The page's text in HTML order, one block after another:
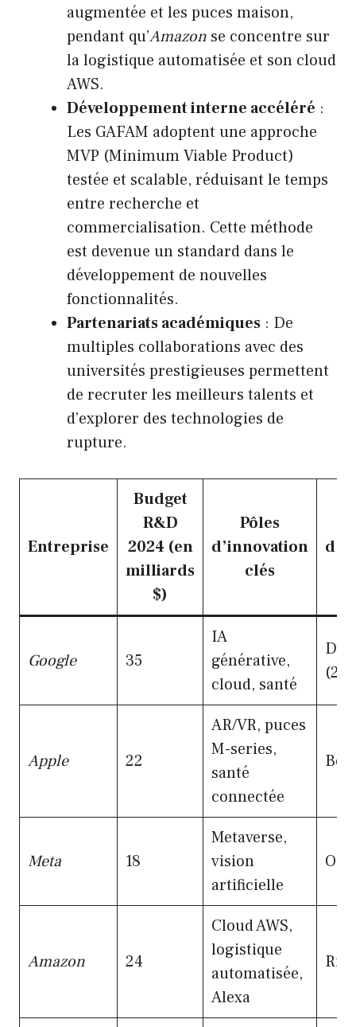
augmentée et les puces maison,
pendant qu’Amazon se concentre sur
la logistique automatisée et son cloud
AWS.
Développement interne accéléré :
Les GAFAM adoptent une approche
MVP (Minimum Viable Product)
testée et scalable, réduisant le temps
entre recherche et
commercialisation. Cette méthode
est devenue un standard dans le
développement de nouvelles
fonctionnalités.
Partenariats académiques : De
multiples collaborations avec des
universités prestigieuses permettent
de recruter les meilleurs talents et
d’explorer des technologies de
rupture.
Entreprise
Budget
R&D
2024 (en
milliards
$)
Pôles
d’innovation
clés
Google 35
IA
générative,
cloud, santé
Apple 22
AR/VR, puces
M-series,
santé
connectée
Meta 18
Metaverse,
vision
artificielle
Amazon 24
Cloud AWS,
logistique
automatisée,
Alexa